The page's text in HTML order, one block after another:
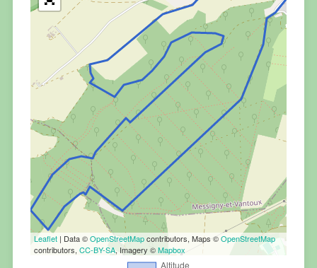
Leaflet| Data ©OpenStreetMapcontributors, Maps ©OpenStreetMap
contributors, CC-BY-SA, Imagery ©Mapbox